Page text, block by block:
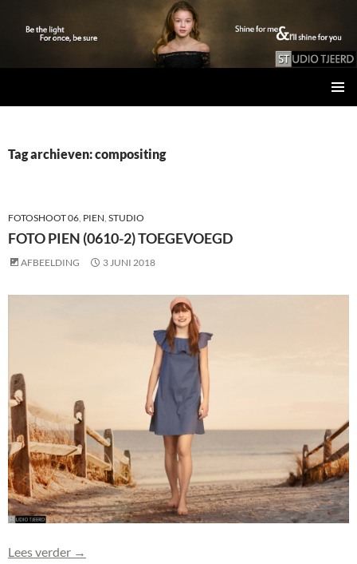
INHOUD
Tag archieven: compositing
FOTOSHOOT 06, PIEN, STUDIO
FOTO PIEN (0610-2) TOEGEVOEGD
AFBEELDING 3 JUNI 2018
Lees verder Foto Pien (0610-2) toegevoegd
→